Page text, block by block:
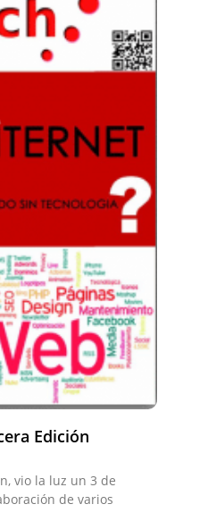
Edición
vio la luz un 3 de
de varios